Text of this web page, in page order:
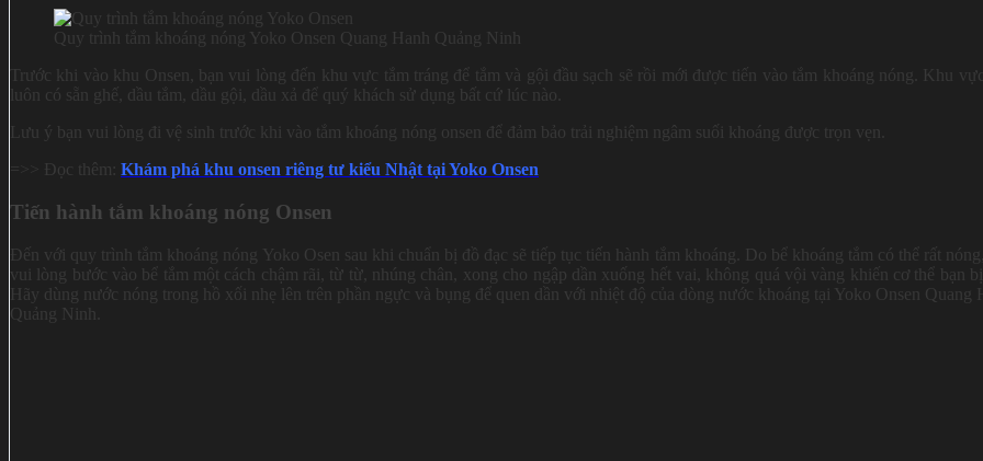
Quy trình tắm khoáng nóng Yoko Onsen Quang Hanh Quảng Ninh
Trước khi vào khu Onsen, bạn vui lòng đến khu vực tắm tráng để tắm và gội đầu sạch sẽ rồi mới được tiến vào tắm khoáng nóng. Khu
luôn có sẵn ghế, dầu tắm, dầu gội, dầu xả để quý khách sử dụng bất cứ lúc nào.
Lưu ý bạn vui lòng đi vệ sinh trước khi vào tắm khoáng nóng onsen để đảm bảo trải nghiệm ngâm suối khoáng được trọn vẹn.
=>> Đọc thêm: Khám phá khu onsen riêng tư kiểu Nhật tại Yoko Onsen
Tiến hành tắm khoáng nóng Onsen
Đến với quy trình tắm khoáng nóng Yoko Osen sau khi chuẩn bị đồ đạc sẽ tiếp tục tiến hành tắm khoáng. Do bể khoáng tắm có thể rất nóng,
vui lòng bước vào bể tắm một cách chậm rãi, từ từ, nhúng chân, xong cho ngập dần xuống hết vai, không quá vội vàng khiến cơ thể bạn bị
Hãy dùng nước nóng trong hồ xối nhẹ lên trên phần ngực và bụng để quen dần với nhiệt độ của dòng nước khoáng tại Yoko Onsen Quang
Quảng Ninh.